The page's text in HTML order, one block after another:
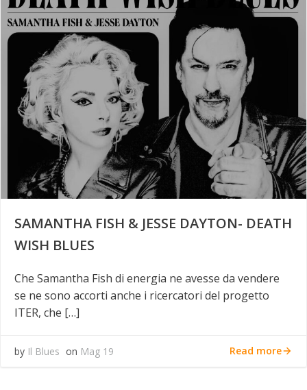
SAMANTHA FISH & JESSE DAYTON- DEATH
WISH BLUES
Che Samantha Fish di energia ne avesse da vendere
se ne sono accorti anche i ricercatori del progetto
ITER, che […]
by Il Blues on Mag 19 Read more